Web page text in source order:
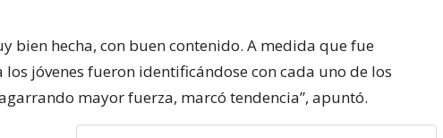
bien hecha, con buen contenido. A medida que fue
jóvenes fueron identificándose con cada uno de los
mayor fuerza, marcó tendencia”, apuntó.